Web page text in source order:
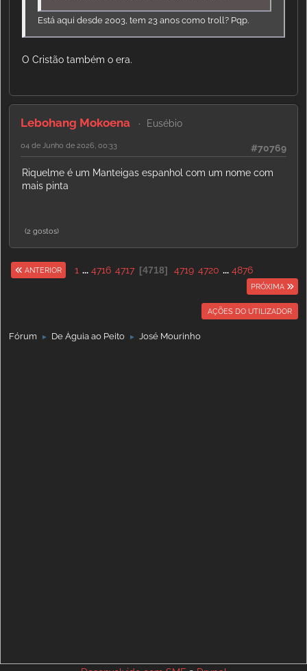
Está aqui desde 2003, tem 23 anos como troll? Pqp.
O Cristão também o era.
Lebohang Mokoena Eusébio
#70769
04 de Junho de 2026, 00:33
Riquelme é um Manteigas espanhol com um nome com
mais pinta
(2 gostos)
ANTERIOR 1 ... 4716 4717 4718 4719 4720 ... 4876
PRÓXIMA
AÇÕES DO UTILIZADOR
Fórum ► De Águia ao Peito ► José Mourinho